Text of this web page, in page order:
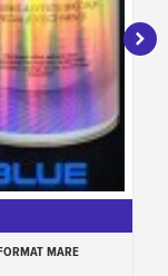
MARE